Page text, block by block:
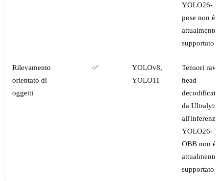
YOLO26-
pose non è
attualmente
supportato
Rilevamento
orientato di
oggetti
✅
YOLOv8,
YOLO11
Tensori raw
head
decodificati
da
YOLO26-
OBB non è
attualmente
supportato